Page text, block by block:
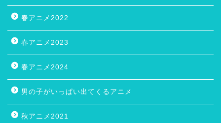
春アニメ2022
春アニメ2023
春アニメ2024
男の子がいっぱい出てくるアニメ
秋アニメ2021